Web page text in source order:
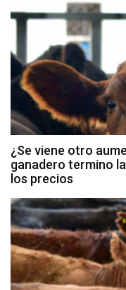
¿Se viene otro
ganadero termino
los precios